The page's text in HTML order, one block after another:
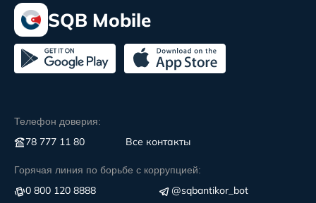
SQB Mobile
Телефон доверия:
78 777 11 80 Все контакты
Горячая линия по борьбе с коррупцией:
0 800 120 8888 @sqbantikor_bot